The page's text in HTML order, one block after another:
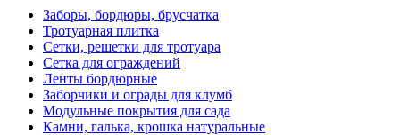
Заборы, бордюры, брусчатка
Тротуарная плитка
Сетки, решетки для тротуара
Сетка для ограждений
Ленты бордюрные
Заборчики и ограды для клумб
Модульные покрытия для сада
Камни, галька, крошка натуральные